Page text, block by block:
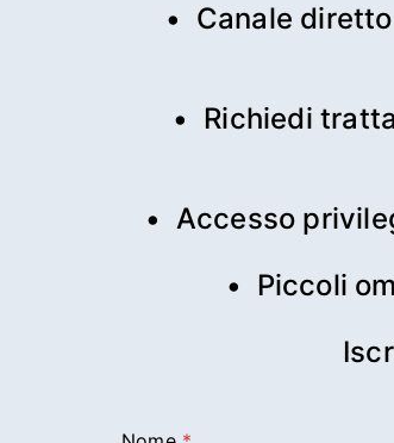
•⁠  ⁠Canale
•⁠  ⁠Richiedi
•⁠  ⁠Accesso
•⁠  ⁠Piccoli